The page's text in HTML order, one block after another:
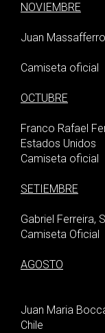
NOVIEMBRE
Juan
Camiseta oficial
OCTUBRE
Franco Rafael
Estados Unidos
Camiseta oficial
SETIEMBRE
Gabriel Ferreira,
Camiseta Oficial
AGOSTO
Juan Maria
Chile